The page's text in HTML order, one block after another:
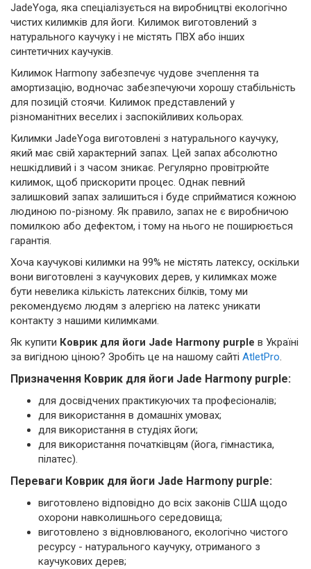
JadeYoga, яка спеціалізується на виробництві екологічно
чистих килимків для йоги. Килимок виготовлений з
натурального каучуку і не містять ПВХ або інших
синтетичних каучуків.
Килимок Harmony забезпечує чудове зчеплення та
амортизацію, водночас забезпечуючи хорошу стабільність
для позицій стоячи. Килимок представлений у
різноманітних веселих і заспокійливих кольорах.
Килимки JadeYoga виготовлені з натурального каучуку,
який має свій характерний запах. Цей запах абсолютно
нешкідливий і з часом зникає. Регулярно провітрюйте
килимок, щоб прискорити процес. Однак певний
залишковий запах залишиться і буде сприйматися кожною
людиною по-різному. Як правило, запах не є виробничою
помилкою або дефектом, і тому на нього не поширюється
гарантія.
Хоча каучукові килимки на 99% не містять латексу, оскільки
вони виготовлені з каучукових дерев, у килимках може
бути невелика кількість латексних білків, тому ми
рекомендуємо людям з алергією на латекс уникати
контакту з нашими килимками.
Як купити Коврик для йоги Jade Harmony purple в Україні
за вигідною ціною? Зробіть це на нашому сайті AtletPro.
Призначення Коврик для йоги Jade Harmony purple:
для досвідчених практикуючих та професіоналів;
для використання в домашніх умовах;
для використання в студіях йоги;
для використання початківцям (йога, гімнастика,
пілатес).
Переваги Коврик для йоги Jade Harmony purple:
виготовлено відповідно до всіх законів США щодо
охорони навколишнього середовища;
виготовлено з відновлюваного, екологічно чистого
ресурсу - натурального каучуку, отриманого з
каучукових дерев;